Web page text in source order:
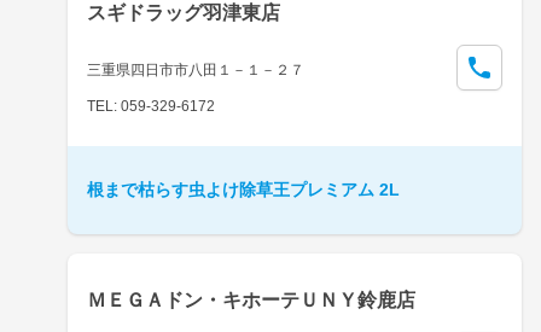
スギドラッグ羽津東店
三重県四日市市八田１－１－２７
TEL: 059-329-6172
根まで枯らす虫よけ除草王プレミアム 2L
ＭＥＧＡドン・キホーテＵＮＹ鈴鹿店